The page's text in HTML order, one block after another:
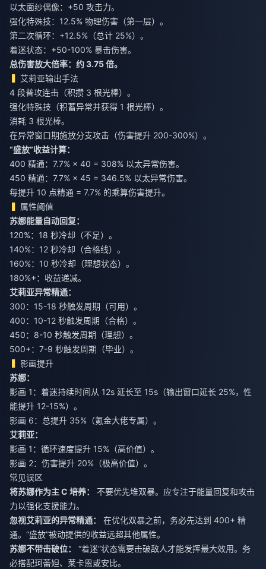
以太面纱偶像：+50 攻击力。
强化特殊技：12.5% 物理伤害（第一层）。
第二次循环：+12.5%（总计 25%）。
着迷状态：+50-100% 暴击伤害。
总伤害放大倍率：约 3.75 倍。
艾莉亚输出手法
4 段普攻连击（积攒 3 根光棒）。
强化特殊技（积蓄异常并获得 1 根光棒）。
消耗 3 根光棒。
在异常窗口期施放分支攻击（伤害提升 200-300%）。
“盛放”收益计算：
400 精通：7.7% × 40 = 308% 以太异常伤害。
450 精通：7.7% × 45 = 346.5% 以太异常伤害。
每提升 10 点精通 = 7.7% 的乘算伤害提升。
属性阈值
苏娜能量自动回复：
120%：18 秒冷却（不足）。
140%：12 秒冷却（合格线）。
160%：10 秒冷却（理想状态）。
180%+：收益递减。
艾莉亚异常精通：
300：15-18 秒触发周期（可用）。
400：10-12 秒触发周期（合格）。
450：8-10 秒触发周期（理想）。
500+：7-9 秒触发周期（毕业）。
影画提升
苏娜：
影画 1：着迷持续时间从 12s 延长至 15s（输出窗口延长 25%，性
能提升 12-15%）。
影画 6：总提升 35%（氪金大佬专属）。
艾莉亚：
影画 1：循环速度提升 15%（高价值）。
影画 2：伤害提升 20%（极高价值）。
常见误区
将苏娜作为主 C 培养：
不要优先堆双暴。应专注于能量回复和攻击
力以强化支援能力。
忽视艾莉亚的异常精通：
在优化双暴之前，务必先达到 400+ 精
通。“盛放”被动提供的收益远超其他属性。
苏娜不带击破位：
“着迷”状态需要击破敌人才能发挥最大效用。务
必搭配珂蕾妲、莱卡恩或安比。